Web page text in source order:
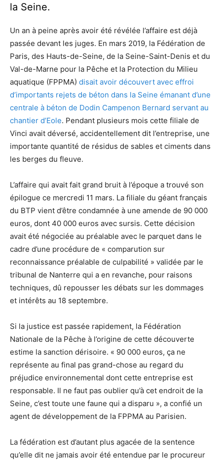
la Seine.
Un an à peine après avoir été révélée l’affaire est déjà
passée devant les juges. En mars 2019, la Fédération de
Paris, des Hauts-de-Seine, de la Seine-Saint-Denis et du
Val-de-Marne pour la Pêche et la Protection du Milieu
aquatique (FPPMA) disait avoir découvert avec effroi
d’importants rejets de béton dans la Seine émanant d’une
centrale à béton de Dodin Campenon Bernard servant au
chantier d’Eole. Pendant plusieurs mois cette filiale de
Vinci avait déversé, accidentellement dit l’entreprise, une
importante quantité de résidus de sables et ciments dans
les berges du fleuve.
L’affaire qui avait fait grand bruit à l’époque a trouvé son
épilogue ce mercredi 11 mars. La filiale du géant français
du BTP vient d’être condamnée à une amende de 90 000
euros, dont 40 000 euros avec sursis. Cette décision
avait été négociée au préalable avec le parquet dans le
cadre d’une procédure de « comparution sur
reconnaissance préalable de culpabilité » validée par le
tribunal de Nanterre qui a en revanche, pour raisons
techniques, dû repousser les débats sur les dommages
et intérêts au 18 septembre.
Si la justice est passée rapidement, la Fédération
Nationale de la Pêche à l’origine de cette découverte
estime la sanction dérisoire. « 90 000 euros, ça ne
représente au final pas grand-chose au regard du
préjudice environnemental dont cette entreprise est
responsable. Il ne faut pas oublier qu’à cet endroit de la
Seine, c’est toute une faune qui a disparu », a confié un
agent de développement de la FPPMA au Parisien.
La fédération est d’autant plus agacée de la sentence
qu’elle dit ne jamais avoir été entendue par le procureur